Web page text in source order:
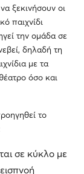
ξεκινήσουν οι
παιχνίδι
την ομάδα σε
δηλαδή τη
με τα
όσο και
το
σε κύκλο με